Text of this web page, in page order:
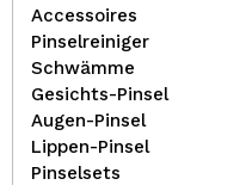
Accessoires
Pinselreiniger
Schwämme
Gesichts-Pinsel
Augen-Pinsel
Lippen-Pinsel
Pinselsets